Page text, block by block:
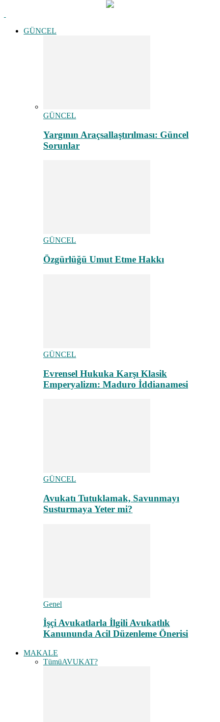
GÜNCEL
GÜNCEL
Yargının Araçsallaştırılması: Güncel
Sorunlar
GÜNCEL
Özgürlüğü Umut Etme Hakkı
GÜNCEL
Evrensel Hukuka Karşı Klasik
Emperyalizm: Maduro İddianamesi
GÜNCEL
Avukatı Tutuklamak, Savunmayı
Susturmaya Yeter mi?
Genel
İşçi Avukatlarla İlgili Avukatlık
Kanununda Acil Düzenleme Önerisi
MAKALE
TümüAVUKAT?